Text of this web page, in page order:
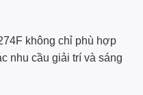
không chỉ phù hợp
nhu cầu giải trí và sáng